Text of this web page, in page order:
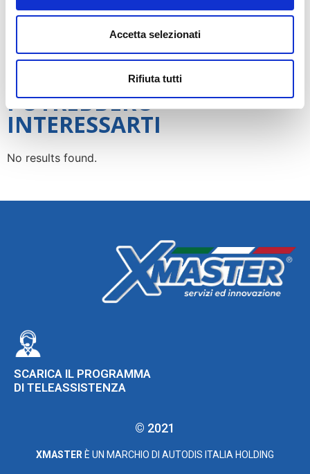
Accetta selezionati
Rifiuta tutti
2x adattatore di servizio R1234yf
1x cavo di alimentazione
POTREBBERO
INTERESSARTI
No results found.
SCARICA IL PROGRAMMA
DI TELEASSISTENZA
© 2021
XMASTER È UN MARCHIO DI AUTODIS ITALIA HOLDING